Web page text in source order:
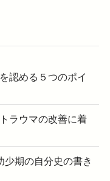
認める５つのポイ
ラウマの改善に着
少期の自分史の書き